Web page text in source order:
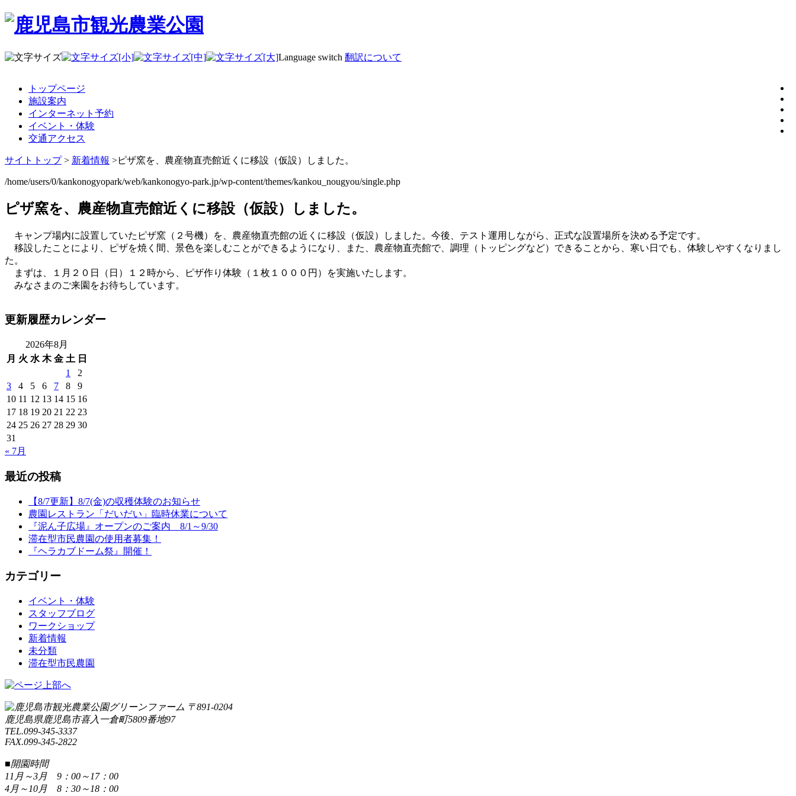
Language switch 翻訳について
トップページ
施設案内
インターネット予約
イベント・体験
交通アクセス
サイトトップ> 新着情報 >ピザ窯を、農産物直売館近くに移設（仮設）しました。
/home/users/0/kankonogyopark/web/kankonogyo-park.jp/wp-content/themes/kankou_nougyou/single.php
ピザ窯を、農産物直売館近くに移設（仮設）しました。
キャンプ場内に設置していたピザ窯（２号機）を、農産物直売館の近くに移設（仮設）しました。今後、テスト運用しながら、正式な設置場所を決める予定です。
移設したことにより、ピザを焼く間、景色を楽しむことができるようになり、また、農産物直売館で、調理（トッピングなど）できることから、寒い日でも、体験しやすくなりまし
た。
まずは、１月２０日（日）１２時から、ピザ作り体験（１枚１０００円）を実施いたします。
みなさまのご来園をお待ちしています。
更新履歴カレンダー
2026年8月
月 火 水 木 金 土 日
1
2
3
4 5 6 7 8
9
10 11 12 13 14 15 16
17 18 19 20 21 22 23
24 25 26 27 28 29 30
31
« 7月
最近の投稿
【8/7更新】8/7(金)の収穫体験のお知らせ
農園レストラン「だいだい」臨時休業について
『泥ん子広場』オープンのご案内 8/1～9/30
滞在型市民農園の使用者募集！
『ヘラカブドーム祭』開催！
カテゴリー
イベント・体験
スタッフブログ
ワークショップ
新着情報
未分類
滞在型市民農園
〒891-0204
鹿児島県鹿児島市喜入一倉町5809番地97
TEL.099-345-3337
FAX.099-345-2822
■開園時間
11月～3月 9：00～17：00
4月～10月 8：30～18：00